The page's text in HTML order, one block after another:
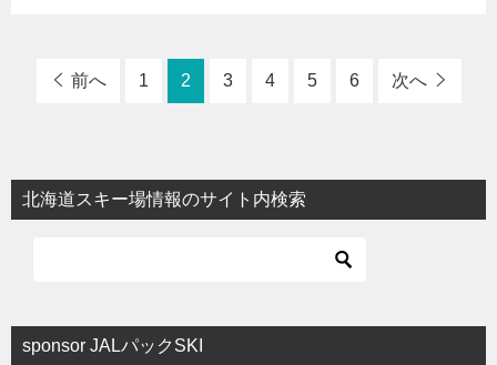
前へ 1 2 3 4 5 6 次へ
北海道スキー場情報のサイト内検索
sponsor JALパックSKI